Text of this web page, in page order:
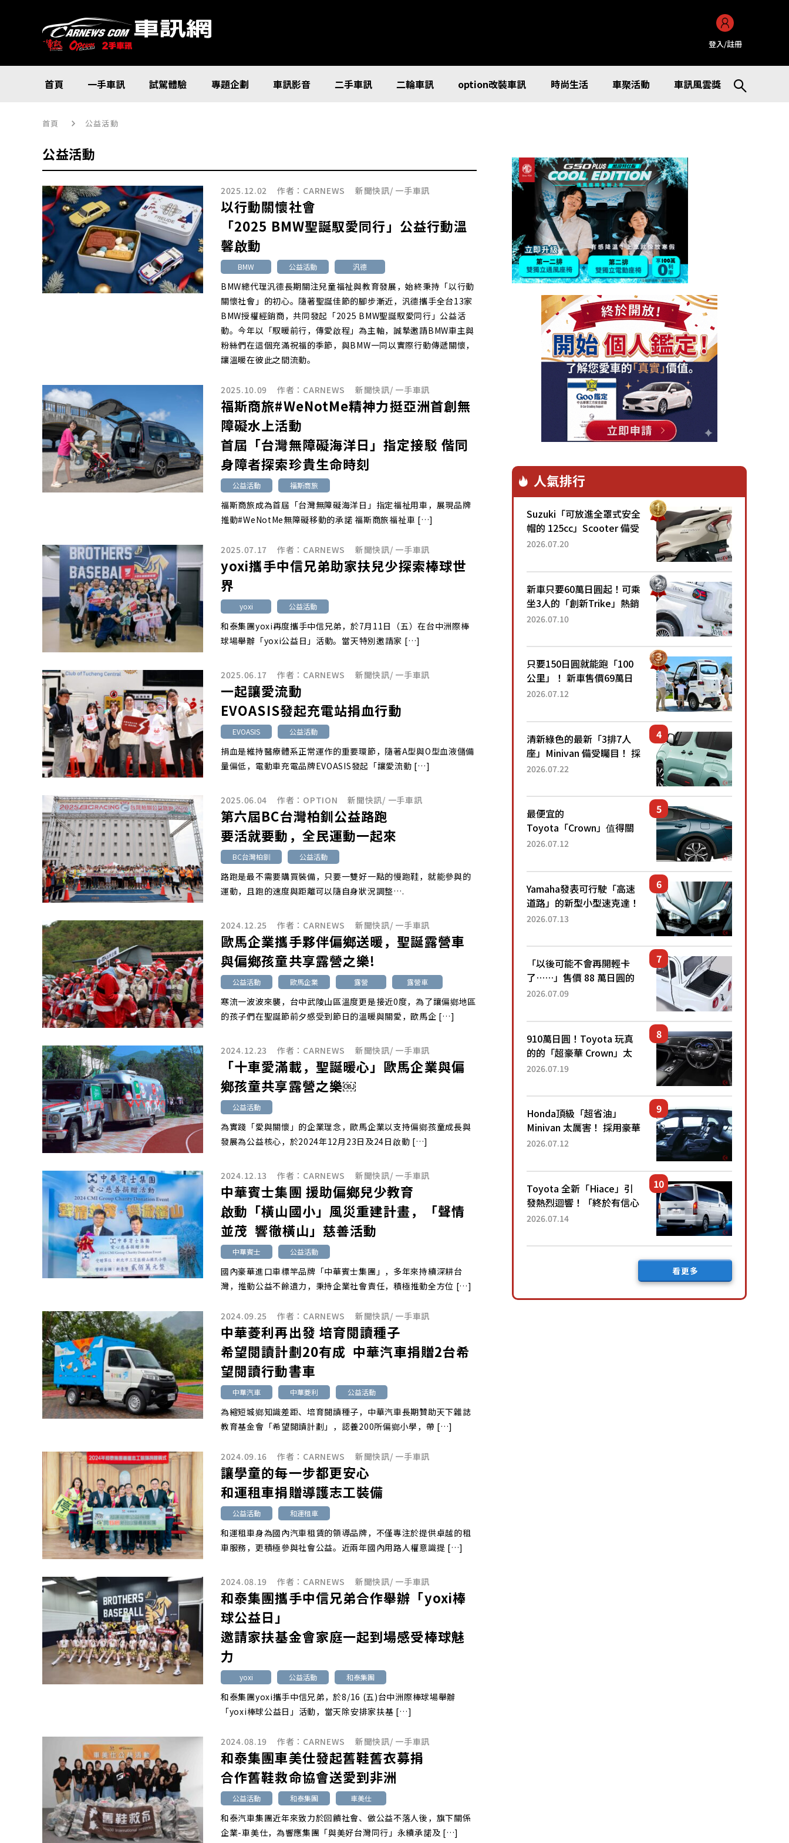
登入/註冊
首頁 一手車訊 試駕體驗 專題企劃 車訊影音 二手車訊 二輪車訊 option改裝車訊 時尚生活 車聚活動 車訊風雲獎
首頁 公益活動
公益活動
2025.12.02 作者： CARNEWS 新聞快訊/ 一手車訊
以行動關懷社會
「2025 BMW聖誕馭愛同行」公益行動溫
馨啟動
BMW 公益活動 汎德
BMW總代理汎德長期關注兒童福祉與教育發展，始終秉持「以行動
關懷社會」的初心。隨著聖誕佳節的腳步漸近，汎德攜手全台13家
BMW授權經銷商，共同發起「2025 BMW聖誕馭愛同行」公益活
動。今年以「馭暖前行，傳愛啟程」為主軸，誠摯邀請BMW車主與
粉絲們在這個充滿祝福的季節，與BMW一同以實際行動傳遞關懷，
讓溫暖在彼此之間流動。
2025.10.09 作者： CARNEWS 新聞快訊/ 一手車訊
福斯商旅#WeNotMe精神力挺亞洲首創無
障礙水上活動
首屆「台灣無障礙海洋日」指定接駁 偕同
身障者探索珍貴生命時刻
公益活動 福斯商旅
福斯商旅成為首屆「台灣無障礙海洋日」指定福祉用車，展現品牌
推動#WeNotMe無障礙移動的承諾 福斯商旅福祉車 […]
2025.07.17 作者： CARNEWS 新聞快訊/ 一手車訊
yoxi攜手中信兄弟助家扶兒少探索棒球世
界
yoxi 公益活動
和泰集團yoxi再度攜手中信兄弟，於7月11日（五）在台中洲際棒
球場舉辦「yoxi公益日」活動。當天特別邀請家 […]
2025.06.17 作者： CARNEWS 新聞快訊/ 一手車訊
一起讓愛流動
EVOASIS發起充電站捐血行動
EVOASIS 公益活動
捐血是維持醫療體系正常運作的重要環節，隨著A型與O型血液儲備
量偏低，電動車充電品牌EVOASIS發起「讓愛流動 […]
2025.06.04 作者： OPTION 新聞快訊/ 一手車訊
第六屆BC台灣柏釧公益路跑
要活就要動，全民運動一起來
BC台灣柏釧 公益活動
路跑是最不需要購買裝備，只要一雙好一點的慢跑鞋，就能參與的
運動，且跑的速度與距離可以隨自身狀況調整….
2024.12.25 作者： CARNEWS 新聞快訊/ 一手車訊
歐馬企業攜手夥伴偏鄉送暖，聖誕露營車
與偏鄉孩童共享露營之樂!
公益活動 歐馬企業 露營 露營車
寒流一波波來襲，台中武陵山區溫度更是接近0度，為了讓偏鄉地區
的孩子們在聖誕節前夕感受到節日的溫暖與關愛，歐馬企 […]
2024.12.23 作者： CARNEWS 新聞快訊/ 一手車訊
「十車愛滿載，聖誕暖心」歐馬企業與偏
鄉孩童共享露營之樂￼
公益活動
為實踐「愛與關懷」的企業理念，歐馬企業以支持偏鄉孩童成長與
發展為公益核心，於2024年12月23日及24日啟動 […]
2024.12.13 作者： CARNEWS 新聞快訊/ 一手車訊
中華賓士集團 援助偏鄉兒少教育
啟動「橫山國小」風災重建計畫，「聲情
並茂 響徹橫山」慈善活動
中華賓士 公益活動
國內豪華進口車標竿品牌「中華賓士集團」，多年來持續深耕台
灣，推動公益不餘遺力，秉持企業社會責任，積極推動全方位 […]
2024.09.25 作者： CARNEWS 新聞快訊/ 一手車訊
中華菱利再出發 培育閱讀種子
希望閱讀計劃20有成 中華汽車捐贈2台希
望閱讀行動書車
中華汽車 中華菱利 公益活動
為縮短城鄉知識差距、培育閱讀種子，中華汽車長期贊助天下雜誌
教育基金會「希望閱讀計劃」，認養200所偏鄉小學，帶 […]
2024.09.16 作者： CARNEWS 新聞快訊/ 一手車訊
讓學童的每一步都更安心
和運租車捐贈導護志工裝備
公益活動 和運租車
和運租車身為國內汽車租賃的領導品牌，不僅專注於提供卓越的租
車服務，更積極參與社會公益。近兩年國內用路人權意識提 […]
2024.08.19 作者： CARNEWS 新聞快訊/ 一手車訊
和泰集團攜手中信兄弟合作舉辦「yoxi棒
球公益日」
邀請家扶基金會家庭一起到場感受棒球魅
力
yoxi 公益活動 和泰集團
和泰集團yoxi攜手中信兄弟，於8/16 (五)台中洲際棒球場舉辦
「yoxi棒球公益日」活動，當天除安排家扶基 […]
2024.08.19 作者： CARNEWS 新聞快訊/ 一手車訊
和泰集團車美仕發起舊鞋舊衣募捐
合作舊鞋救命協會送愛到非洲
公益活動 和泰集團 車美仕
和泰汽車集團近年來致力於回饋社會、做公益不落人後，旗下關係
企業-車美仕，為響應集團「與美好台灣同行」永續承諾及 […]
人氣排行
Suzuki「可放進全罩式安全
帽的 125cc」Scooter 備受
矚目！採用全新流線設計與
已陸續開始出口的新款
「B...
2026.07.20
新車只要60萬日圓起！可乘
坐3人的「創新Trike」熱銷
大賣成為人氣車款！「養車
日圓就能跑100公里」「小
朋友坐得...
2026.07.10
只要150日圓就能跑「100
公里」！ 新車售價69萬日
圓的「3人座」Trike大受歡
為何能迅速熱賣？
2026.07.12
清新綠色的最新「3排7人
座」Minivan 備受矚目！ 採
用全長4.7公尺剛剛好的車
還推出467萬元日圓起的5
人座版...
2026.07.22
最便宜的
Toyota「Crown」值得關
注！ 搭載4WD、每公升
眼！ 配備豐富、超越售價
水準，堪稱高CP值代表的
「...
2026.07.12
Yamaha發表可行駛「高速
道路」的新型小型速克達！
搭載能享受超強勁「渦輪
高階「Super Sport」車款
相同的...
2026.07.13
「以後可能不會再開輕卡
了……」售價 88 萬日圓的
「超迷你輕型貨車」引發兩
100 公里！」「免驗車真的
太棒了！...
2026.07.09
910萬日圓！Toyota 玩真
的的「超豪華 Crown」太
厲害了！採用由「匠人技
運動化「底盤設定」！還配
備專屬豪華...
2026.07.19
Honda頂級「超省油」
Minivan 太厲害！ 採用豪華
「真皮座椅」與專屬「黑色
公里，兼具優異節能表現與
舒適「三...
2026.07.12
Toyota 全新「Hiace」引
發熱烈迴響！「終於有信心
下訂了！」「哪個等級交車
後竟然還要等「超過半年」
2026.07.14
看更多